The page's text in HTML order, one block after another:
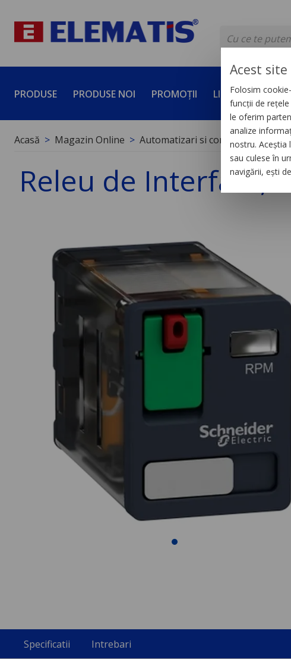
PRODUSE PRODUSE NOI PROMOȚII LICHIDĂRI DE
Acasă Magazin Online Automatizari si control industrial
Releu de Interfata,
Specificatii Intrebari
Acest
Folosim
funcții de
le oferim
analize
nostru. Aceștia
sau culese în
navigării, ești